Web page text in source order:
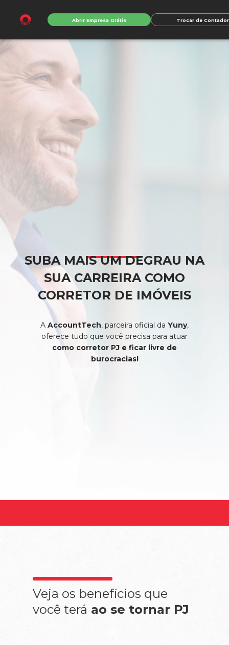
Abrir Empresa Grátis Trocar de Contador
SUBA MAIS UM DEGRAU NA
SUA CARREIRA COMO
CORRETOR DE IMÓVEIS
A AccountTech, parceira oficial da Yuny,
oferece tudo que você precisa para atuar
como corretor PJ e ficar livre de
burocracias!
Veja os benefícios que
você terá ao se tornar PJ